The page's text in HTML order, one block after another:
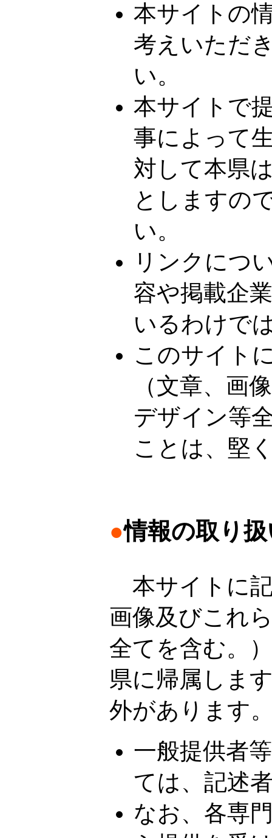
本サイトの
考えいただ
い。
本サイトで
事によって
対して本県
としますの
い。
リンクにつ
容や掲載企
いるわけで
このサイト
（文章、画
デザイン等
ことは、堅
●情報の取り
本サイトに
画像及びこれ
全てを含む。
県に帰属しま
外があります
一般提供者
ては、記述
なお、各専